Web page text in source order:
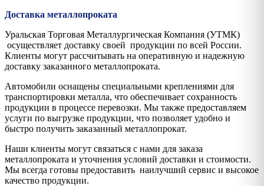
Доставка металлопроката
Уральская Торговая Металлургическая Компания (УТМК)
осуществляет доставку своей продукции по всей России.
Клиенты могут рассчитывать на оперативную и надежную
доставку заказанного металлопроката.
Автомобили оснащены специальными креплениями для
транспортировки металла, что обеспечивает сохранность
продукции в процессе перевозки. Мы также предоставляем
услуги по выгрузке продукции, что позволяет удобно и
быстро получить заказанный металлопрокат.
Наши клиенты могут связаться с нами для заказа
металлопроката и уточнения условий доставки и стоимости.
Мы всегда готовы предоставить наилучший сервис и высокое
качество продукции.